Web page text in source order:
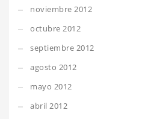
noviembre 2012
octubre 2012
septiembre 2012
agosto 2012
mayo 2012
abril 2012